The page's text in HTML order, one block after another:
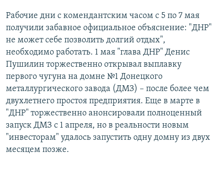
Рабочие дни с комендантским часом с 5 по 7 мая
получили забавное официальное объяснение: "ДНР"
не может себе позволить долгий отдых",
необходимо работать. 1 мая "глава ДНР" Денис
Пушилин торжественно открывал выплавку
первого чугуна на домне №1 Донецкого
металлургического завода (ДМЗ) – после более чем
двухлетнего простоя предприятия. Еще в марте в
"ДНР" торжественно анонсировали полноценный
запуск ДМЗ с 1 апреля, но в реальности новым
"инвесторам" удалось запустить одну домну из двух
месяцем позже.